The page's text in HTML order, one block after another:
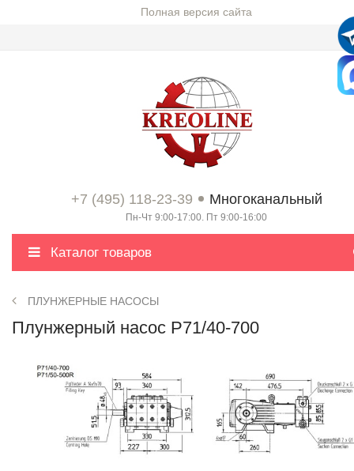
Полная версия сайта
+7 (495) 118-23-39 Многоканальный
Пн-Чт 9:00-17:00. Пт 9:00-16:00
Каталог товаров
ПЛУНЖЕРНЫЕ НАСОСЫ
Плунжерный насос P71/40-700